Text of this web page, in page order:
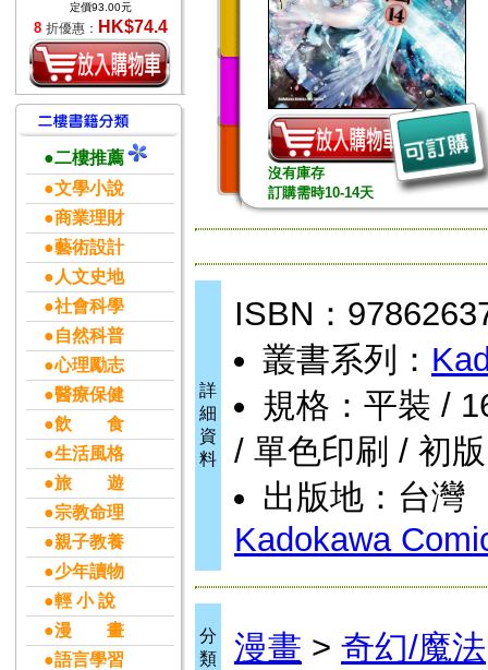
定價93.00元
8 折優惠： HK$74.4
●二樓推薦
●文學小說
●商業理財
●藝術設計
●人文史地
●社會科學
●自然科普
●心理勵志
●醫療保健
●飲 食
●生活風格
●旅 遊
●宗教命理
●親子教養
●少年讀物
●輕 小 說
●漫 畫
●語言學習
沒有庫存
訂購需時10-14天
詳
細
資
料
ISBN：
叢書系列：
規格：平裝 /
/ 單色印刷 / 初版
出版地：台灣
Kadokawa
分
類
漫畫 > 奇幻/魔法